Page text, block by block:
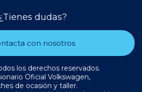
dudas?
con nosotros
los derechos reservados.
Oficial Volkswagen,
de ocasión y taller.